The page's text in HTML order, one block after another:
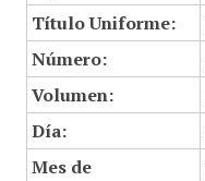
Título Uniforme:
Número:
Volumen:
Día:
Mes de